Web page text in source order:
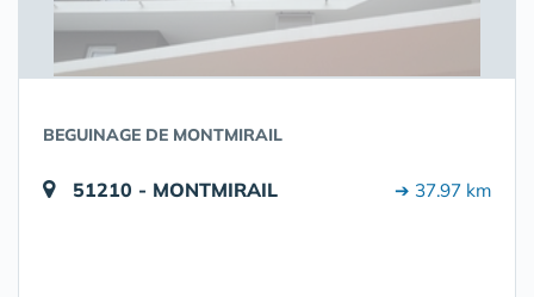
BEGUINAGE DE MONTMIRAIL
51210 - MONTMIRAIL ➔ 37.97 km